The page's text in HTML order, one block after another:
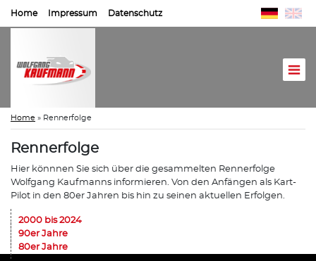
Home Impressum Datenschutz
Home » Rennerfolge
Rennerfolge
Hier könnnen Sie sich über die gesammelten Rennerfolge
Wolfgang Kaufmanns informieren. Von den Anfängen als Kart-
Pilot in den 80er Jahren bis hin zu seinen aktuellen Erfolgen.
2000 bis 2024
90er Jahre
80er Jahre